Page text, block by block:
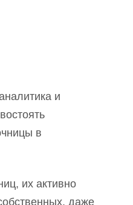
и
в
их активно
, даже